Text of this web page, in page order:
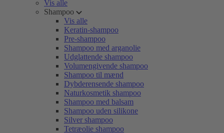
Vis alle
Shampoo
Vis alle
Keratin-shampoo
Pre-shampoo
Shampoo med arganolie
Udglattende shampoo
Volumengivende shampoo
Shampoo til mænd
Dybderensende shampoo
Naturkosmetik shampoo
Shampoo med balsam
Shampoo uden silikone
Silver shampoo
Tetræolie shampoo